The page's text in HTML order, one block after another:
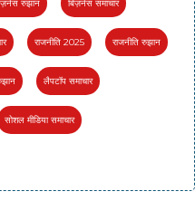
रुझान बिज़नेस समाचार
राजनीति 2025 राजनीति रुझान
लैपटॉप समाचार
सोशल मीडिया समाचार